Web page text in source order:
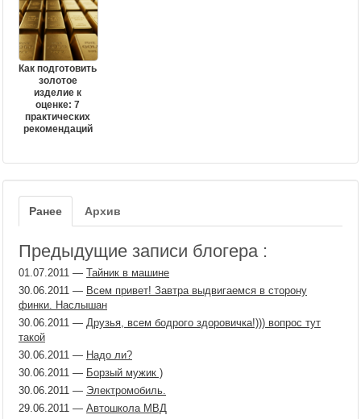
Как подготовить
золотое
изделие к
оценке: 7
практических
рекомендаций
Ранее Архив
Предыдущие записи блогера :
01.07.2011 — Тайник в машине
30.06.2011 — Всем привет! Завтра выдвигаемся в сторону
финки. Наслышан
30.06.2011 — Друзья, всем бодрого здоровичка!))) вопрос тут
такой
30.06.2011 — Надо ли?
30.06.2011 — Борзый мужик )
30.06.2011 — Электромобиль.
29.06.2011 — Автошкола МВД